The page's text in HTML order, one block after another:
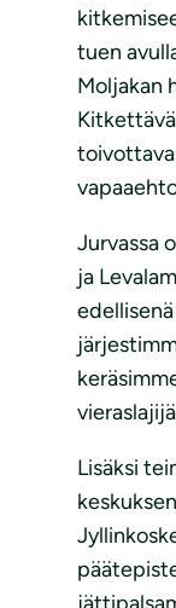
tuen
Moljakan
Jurvassa
ja
Lisäksi